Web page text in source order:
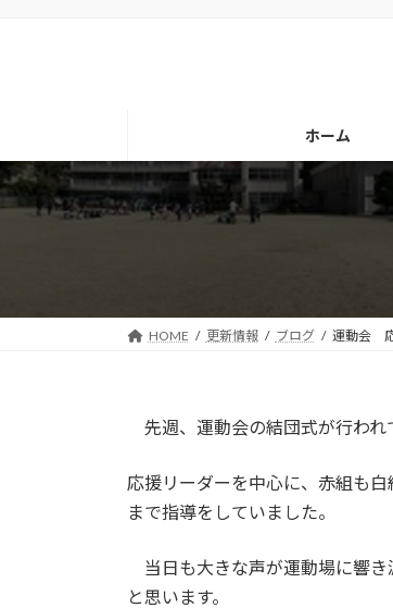
キ
に
ホーム
HOME 更新情報 ブログ 運動会
先週、運動会の結団式が行われ
応援リーダーを中心に、赤組も
まで指導をしていました。
当日も大きな声が運動場に響き
と思います。